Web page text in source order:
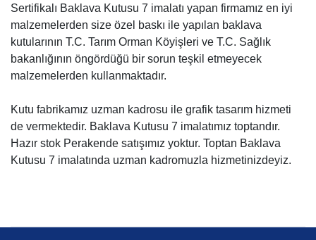
Sertifikalı Baklava Kutusu 7 imalatı yapan firmamız en iyi
malzemelerden size özel baskı ile yapılan baklava
kutularının T.C. Tarım Orman Köyişleri ve T.C. Sağlık
bakanlığının öngördüğü bir sorun teşkil etmeyecek
malzemelerden kullanmaktadır.
Kutu fabrikamız uzman kadrosu ile grafik tasarım hizmeti
de vermektedir. Baklava Kutusu 7 imalatımız toptandır.
Hazır stok Perakende satışımız yoktur. Toptan Baklava
Kutusu 7 imalatında uzman kadromuzla hizmetinizdeyiz.